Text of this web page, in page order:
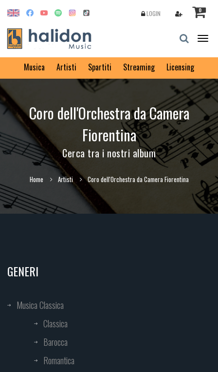
0
LOGIN
Musica Artisti Spartiti Streaming Licensing
Coro dell'Orchestra da Camera
Fiorentina
Cerca tra i nostri album
Home Artisti Coro dell'Orchestra da Camera Fiorentina
GENERI
Musica Classica
Classica
Barocca
Romantica